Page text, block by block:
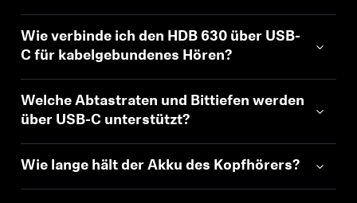
Support
Professionell
Wie verbinde ich den HDB 630 über USB-
C für kabelgebundenes Hören?
Welche Abtastraten und Bittiefen werden
über USB-C unterstützt?
Wie lange hält der Akku des Kopfhörers?